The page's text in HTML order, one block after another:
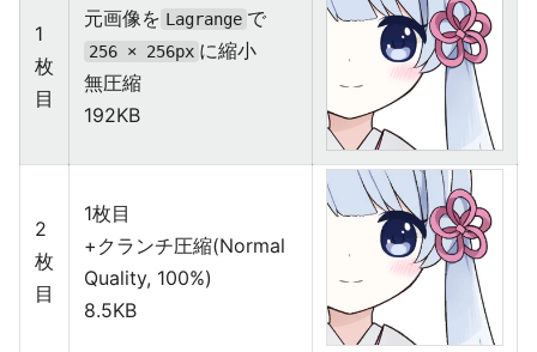
1
枚
目
元画像を Lagrange で
256 × 256px に縮小
無圧縮
192KB
2
枚
目
1枚目
+クランチ圧縮(Normal
Quality, 100%)
8.5KB